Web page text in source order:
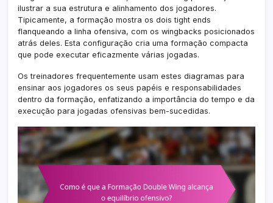
ilustrar a sua estrutura e alinhamento dos jogadores.
Tipicamente, a formação mostra os dois tight ends
flanqueando a linha ofensiva, com os wingbacks posicionados
atrás deles. Esta configuração cria uma formação compacta
que pode executar eficazmente várias jogadas.
Os treinadores frequentemente usam estes diagramas para
ensinar aos jogadores os seus papéis e responsabilidades
dentro da formação, enfatizando a importância do tempo e da
execução para jogadas ofensivas bem-sucedidas.